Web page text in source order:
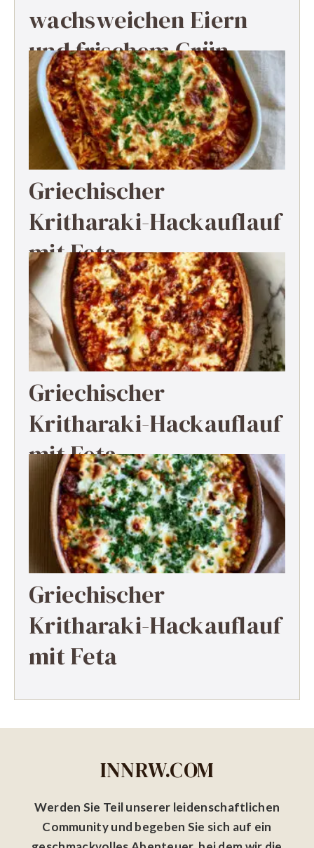
wachsweichen Eiern
und frischem Grün
Griechischer
Kritharaki-Hackauflauf
mit Feta
Griechischer
Kritharaki-Hackauflauf
mit Feta
Griechischer
Kritharaki-Hackauflauf
mit Feta
INNRW.COM
Werden Sie Teil unserer leidenschaftlichen
Community und begeben Sie sich auf ein